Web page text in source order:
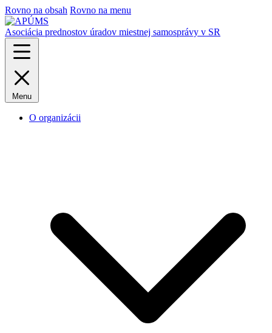
Rovno na obsah Rovno na menu
Asociácia prednostov úradov miestnej samosprávy v SR
Menu
O organizácii